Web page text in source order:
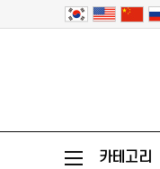
카테고리